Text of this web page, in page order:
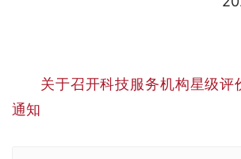
关于召开科技服务机构星级评
通知